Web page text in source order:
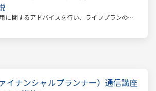
に関するアドバイスを行い、ライフプランの設
ンシャルプランナー。
イナンシャルプランナー）通信講座